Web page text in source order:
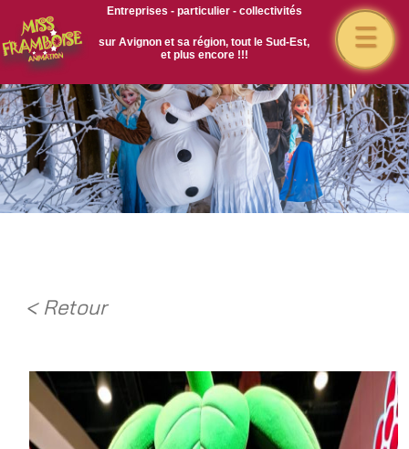
Entreprises - particulier - collectivités
sur Avignon et sa région, tout le Sud-Est,
et plus encore !!!
☰
< Retour